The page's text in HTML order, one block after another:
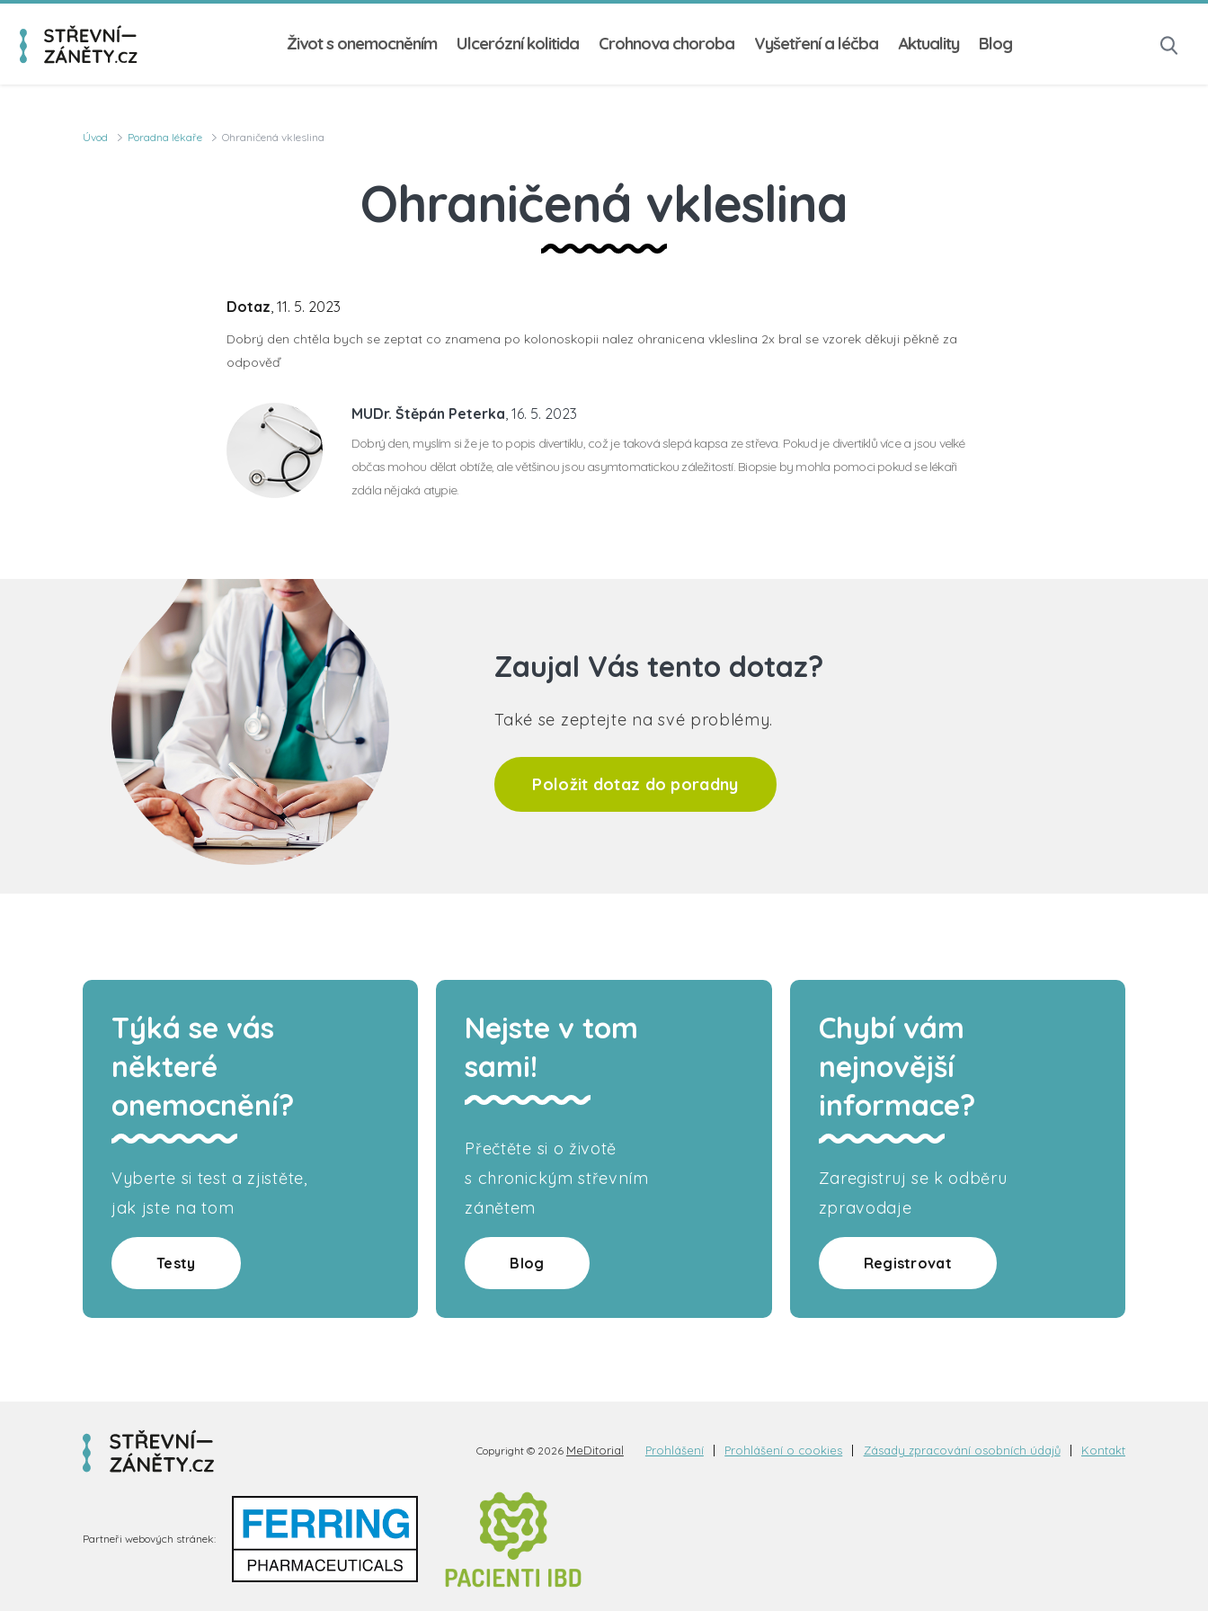
Život s onemocněním Ulcerózní kolitida Crohnova choroba Vyšetření a léčba Aktuality Blog
Úvod Poradna lékaře Ohraničená vkleslina
Ohraničená vkleslina
Dotaz, 11. 5. 2023
Dobrý den chtěla bych se zeptat co znamena po kolonoskopii nalez ohranicena vkleslina 2x bral se vzorek děkuji pěkně za
odpověď
MUDr. Štěpán Peterka , 16. 5. 2023
Dobrý den, myslím si že je to popis divertiklu, což je taková slepá kapsa ze střeva. Pokud je divertiklů více a jsou velké
občas mohou dělat obtíže, ale většinou jsou asymtomatickou záležitostí. Biopsie by mohla pomoci pokud se lékaři
zdála nějaká atypie.
Zaujal Vás tento dotaz?
Také se zeptejte na své problémy.
Položit dotaz do poradny
Týká se vás
některé
onemocnění?
Vyberte si test a zjistěte,
jak jste na tom
Testy
Nejste v tom
sami!
Přečtěte si o životě
s chronickým střevním
zánětem
Blog
Chybí vám
nejnovější
informace?
Zaregistruj se k odběru
zpravodaje
Registrovat
Copyright © 2026 MeDitorial Prohlášení Prohlášení o cookies Zásady zpracování osobních údajů Kontakt
Partneři webových stránek: